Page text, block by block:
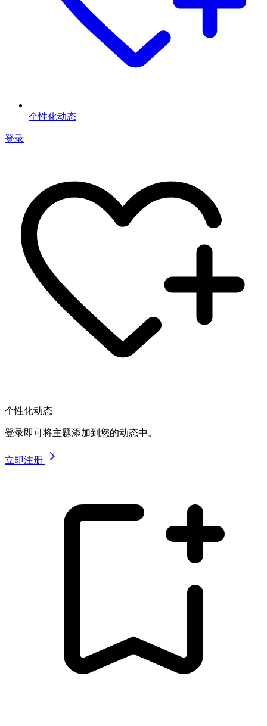
个性化动态
登录
个性化动态
登录即可将主题添加到您的动态中。
立即注册